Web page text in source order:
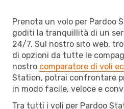
Prenota un volo per Pardoo
goditi la tranquillità di un
24/7. Sul nostro sito web,
di opzioni da tutte le
nostro comparatore di voli
Station, potrai confrontare
in modo facile, veloce e
Tra tutti i voli per Pardoo